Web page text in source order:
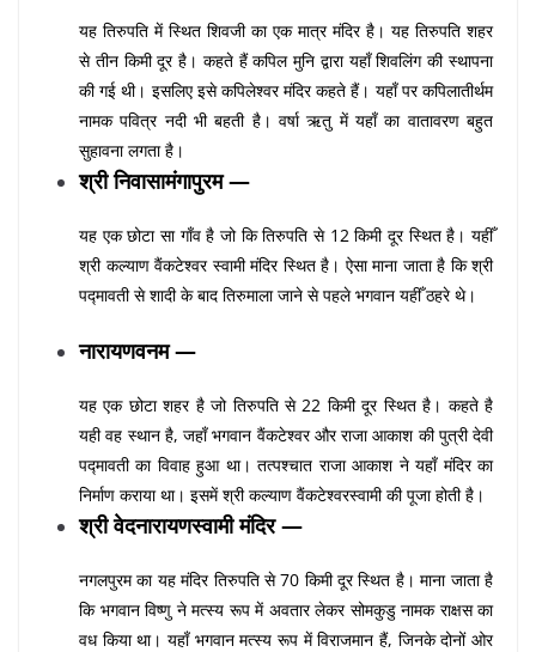
यह तिरुपति में स्थित शिवजी का एक मात्र मंदिर है। यह तिरुपति शहर
से तीन किमी दूर है। कहते हैं कपिल मुनि द्वारा यहाँ शिवलिंग की स्थापना
की गई थी। इसलिए इसे कपिलेश्वर मंदिर कहते हैं। यहाँ पर कपिलातीर्थम
नामक पवित्र नदी भी बहती है। वर्षा ऋतु में यहाँ का वातावरण बहुत
सुहावना लगता है।
श्री निवासामंगापुरम —
यह एक छोटा सा गाँव है जो कि तिरुपति से 12 किमी दूर स्थित है। यहीँ
श्री कल्याण वैंकटेश्वर स्वामी मंदिर स्थित है। ऐसा माना जाता है कि श्री
पद्मावती से शादी के बाद तिरुमाला जाने से पहले भगवान यहीँ ठहरे थे।
नारायणवनम —
यह एक छोटा शहर है जो तिरुपति से 22 किमी दूर स्थित है। कहते है
यही वह स्थान है, जहाँ भगवान वैंकटेश्वर और राजा आकाश की पुत्री देवी
पद्मावती का विवाह हुआ था। तत्पश्चात राजा आकाश ने यहाँ मंदिर का
निर्माण कराया था। इसमें श्री कल्याण वैंकटेश्वरस्वामी की पूजा होती है।
श्री वेदनारायणस्वामी मंदिर —
नगलपुरम का यह मंदिर तिरुपति से 70 किमी दूर स्थित है। माना जाता है
कि भगवान विष्णु ने मत्स्य रूप में अवतार लेकर सोमकुडु नामक राक्षस का
वध किया था। यहाँ भगवान मत्स्य रूप में विराजमान हैं, जिनके दोनों ओर